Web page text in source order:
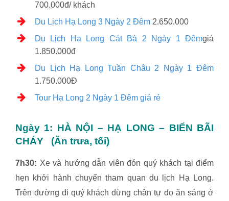
700.000đ/ khách
Du Lịch Hạ Long 3 Ngày 2 Đêm 2.650.000
Du Lịch Hạ Long Cát Bà 2 Ngày 1 Đêmgiá
1.850.000đ
Du Lịch Hạ Long Tuần Châu 2 Ngày 1 Đêm
1.750.000Đ
Tour Hạ Long 2 Ngày 1 Đêm giá rẻ
Ngày 1: HÀ NỘI – HẠ LONG – BIỂN BÃI
CHÁY (Ăn trưa, tối)
7h30: Xe và hướng dẫn viên đón quý khách tại điểm
hẹn khởi hành chuyến tham quan du lịch Hạ Long.
Trên đường đi quý khách dừng chân tự do ăn sáng ở